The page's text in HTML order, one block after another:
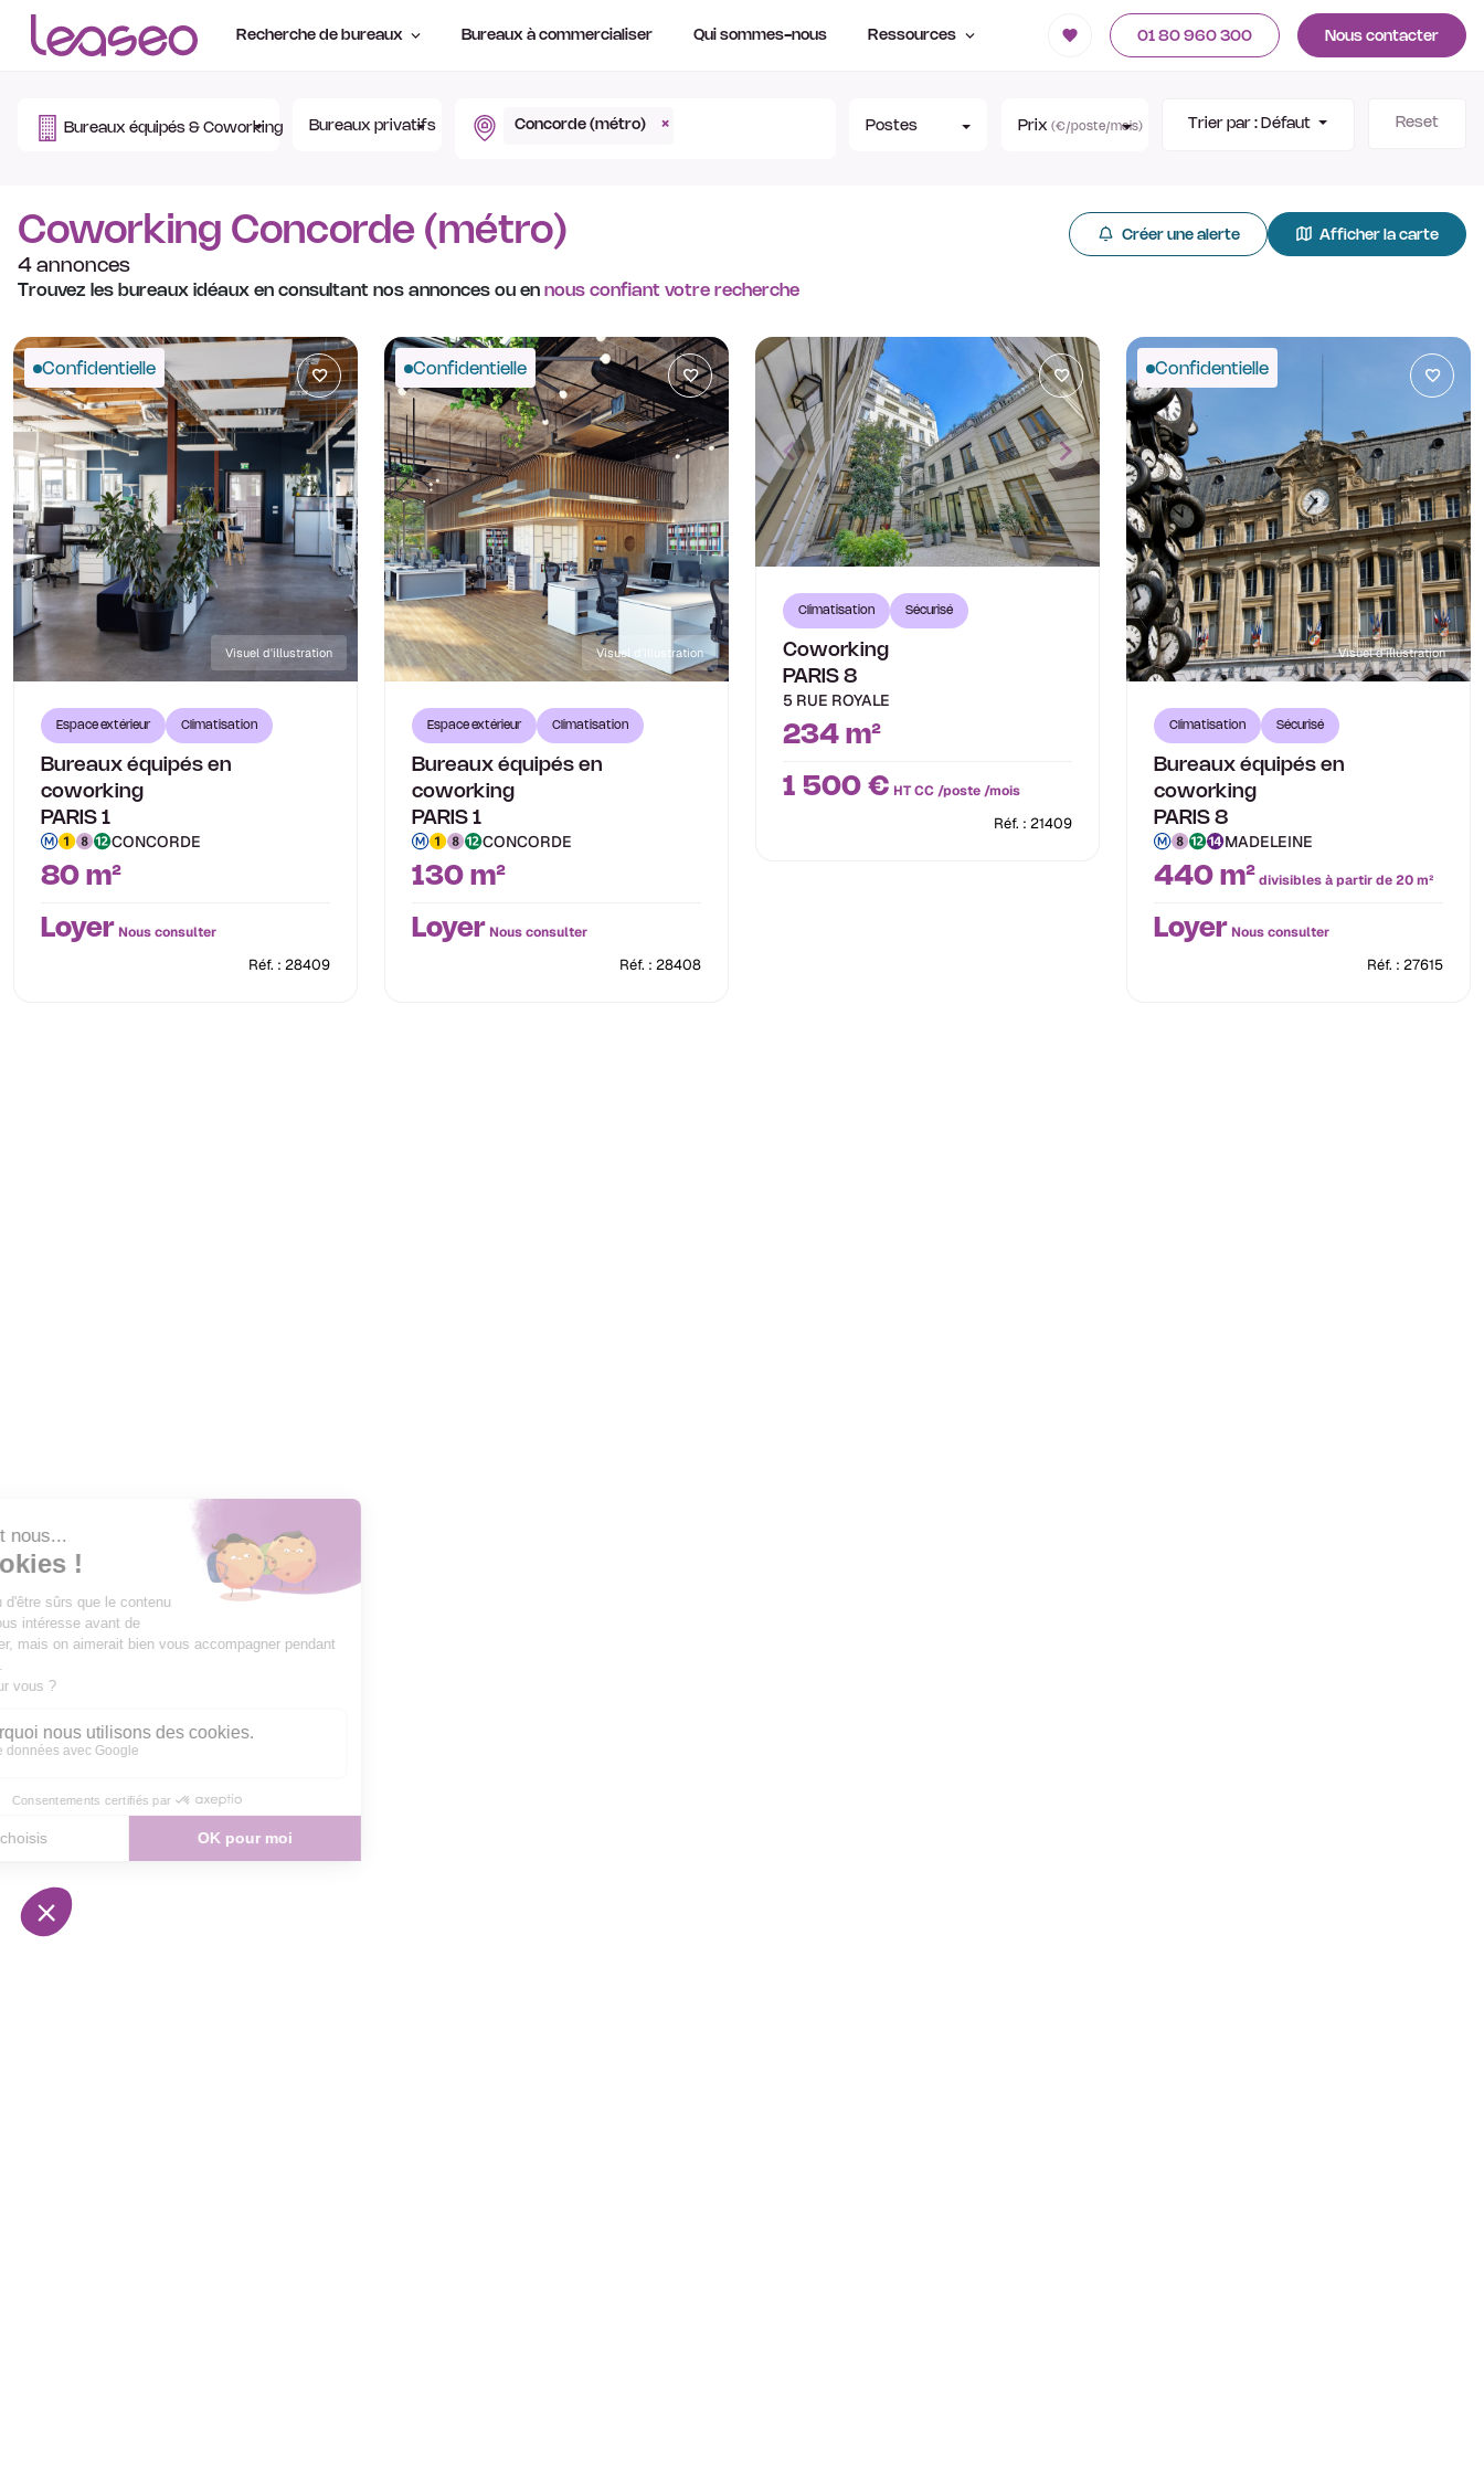
Recherche de bureaux Bureaux à commercialiser Qui sommes-nous Ressources 01 80 960 300 Nous contacter
Bureaux équipés & Coworking Bureaux privatifs ×
Concorde (métro) Postes Prix (€/poste/mois) Trier par : Défaut Reset
Coworking Concorde (métro)
4 annonces
Trouvez les bureaux idéaux en consultant nos annonces ou en nous confiant votre recherche
Créer une alerte Afficher la carte
Confidentielle
Visuel d'illustration
Espace extérieur Climatisation
Bureaux équipés en
coworking
PARIS 1
CONCORDE
80 m²
Loyer Nous consulter
Réf. : 28409
Confidentielle
Visuel d'illustration
Espace extérieur Climatisation
Bureaux équipés en
coworking
PARIS 1
CONCORDE
130 m²
Loyer Nous consulter
Réf. : 28408
Climatisation Sécurisé
Coworking
PARIS 8
5 RUE ROYALE
234 m²
1 500 € HT CC /poste /mois
Réf. : 21409
Confidentielle
Visuel d'illustration
Climatisation Sécurisé
Bureaux équipés en
coworking
PARIS 8
MADELEINE
440 m²divisibles à partir de 20 m²
Loyer Nous consulter
Réf. : 27615